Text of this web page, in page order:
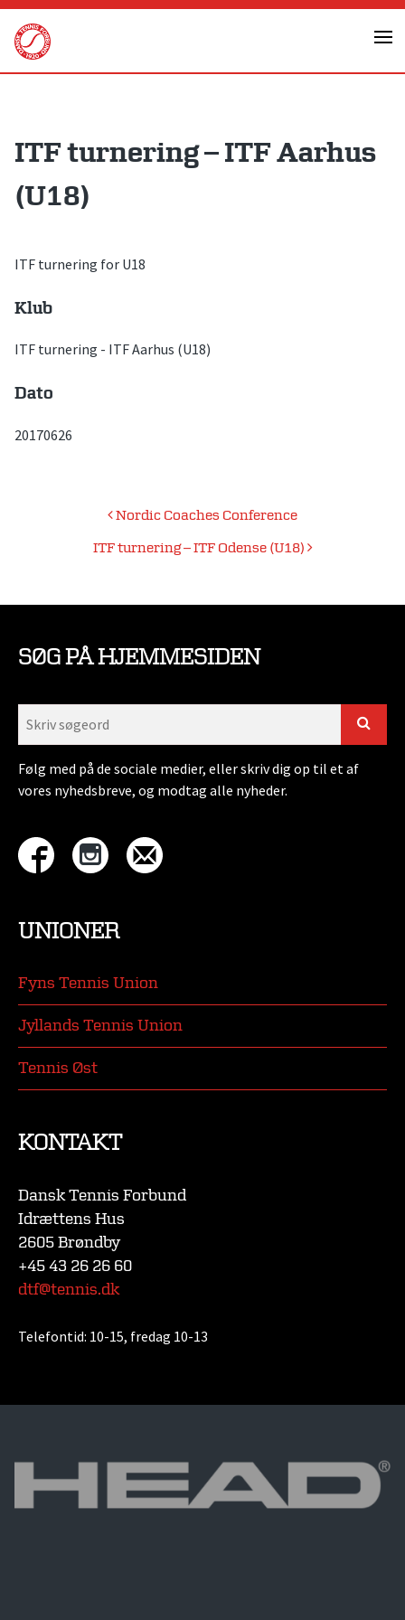
Skip
content
ITF turnering – ITF Aarhus
(U18)
ITF turnering for U18
Klub
ITF turnering - ITF Aarhus (U18)
Dato
20170626
IndlægsnavigationNordic Coaches Conference
ITF turnering – ITF Odense (U18)
SØG PÅ HJEMMESIDEN
Følg med på de sociale medier, eller skriv dig op til et af
vores nyhedsbreve, og modtag alle nyheder.
UNIONER
Fyns Tennis Union
Jyllands Tennis Union
Tennis Øst
KONTAKT
Dansk Tennis Forbund
Idrættens Hus
2605 Brøndby
+45 43 26 26 60
dtf@tennis.dk
Telefontid: 10-15, fredag 10-13